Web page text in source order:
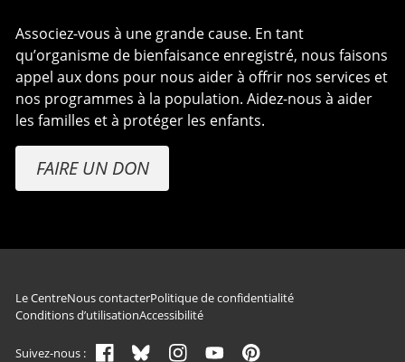
Associez-vous à une grande cause. En tant
qu’organisme de bienfaisance enregistré, nous faisons
appel aux dons pour nous aider à offrir nos services et
nos programmes à la population. Aidez-nous à aider
les familles et à protéger les enfants.
FAIRE UN DON
Navigation du pied de page
Le CentreNous contacterPolitique de confidentialité
Conditions d’utilisationAccessibilité
Suivez-nous :